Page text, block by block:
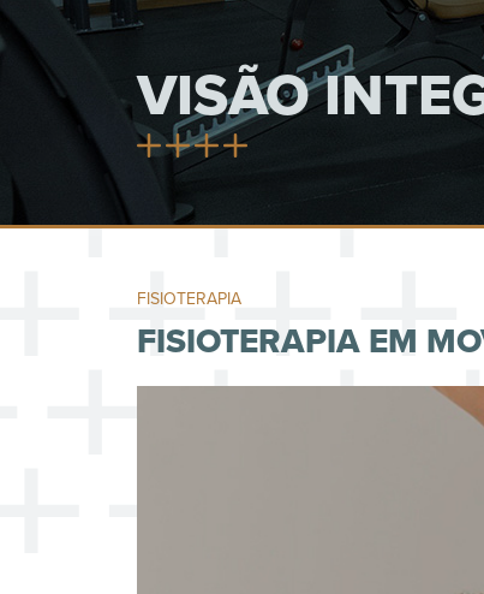
VISÃO
FISIOTERAPIA
FISIOTERAPIA EM